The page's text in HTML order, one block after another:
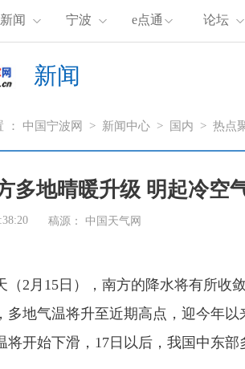
新闻 宁波 e点通 论坛
新闻
： 中国宁波网 > 新闻中心 > 国内 > 热点
多地晴暖升级 明起冷空
稿源： 中国天气网
月15日），南方的降水将有所收
多地气温将升至近期高点，迎今年
将开始下滑，17日以后，我国中东部